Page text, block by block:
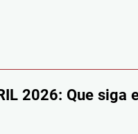
2026: Que siga